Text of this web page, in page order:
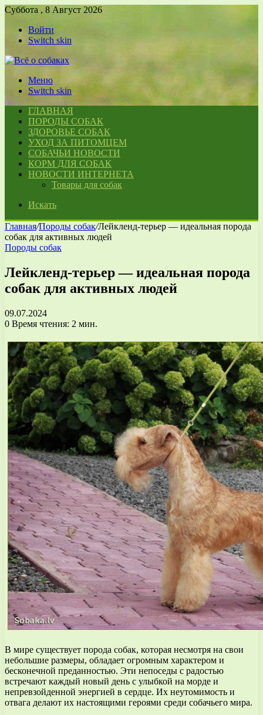
Суббота , 8 Август 2026
Войти
Switch skin
Меню
Switch skin
ГЛАВНАЯ
ПОРОДЫ СОБАК
ЗДОРОВЬЕ СОБАК
УХОД ЗА ПИТОМЦЕМ
СОБАЧЬИ НОВОСТИ
КОРМ ДЛЯ СОБАК
НОВОСТИ ИНТЕРНЕТА
Товары для собак
Искать
Главная/Породы собак/Лейкленд-терьер — идеальная порода
собак для активных людей
Породы собак
Лейкленд-терьер — идеальная порода
собак для активных людей
09.07.2024
0 Время чтения: 2 мин.
В мире существует порода собак, которая несмотря на свои
небольшие размеры, обладает огромным характером и
бесконечной преданностью. Эти непоседы с радостью
встречают каждый новый день с улыбкой на морде и
непревзойденной энергией в сердце. Их неутомимость и
отвага делают их настоящими героями среди собачьего мира.